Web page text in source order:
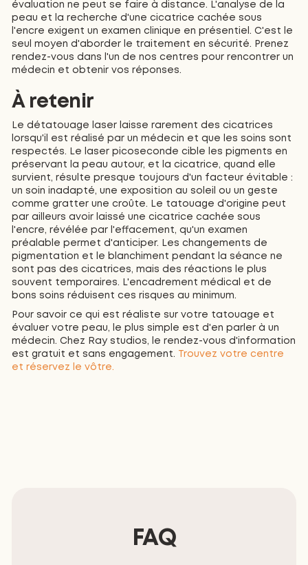
évaluation ne peut se faire à distance. L'analyse de la
peau et la recherche d'une cicatrice cachée sous
l'encre exigent un examen clinique en présentiel. C'est le
seul moyen d'aborder le traitement en sécurité. Prenez
rendez-vous dans l'un de nos centres pour rencontrer un
médecin et obtenir vos réponses.
À retenir
Le détatouage laser laisse rarement des cicatrices
lorsqu'il est réalisé par un médecin et que les soins sont
respectés. Le laser picoseconde cible les pigments en
préservant la peau autour, et la cicatrice, quand elle
survient, résulte presque toujours d'un facteur évitable :
un soin inadapté, une exposition au soleil ou un geste
comme gratter une croûte. Le tatouage d'origine peut
par ailleurs avoir laissé une cicatrice cachée sous
l'encre, révélée par l'effacement, qu'un examen
préalable permet d'anticiper. Les changements de
pigmentation et le blanchiment pendant la séance ne
sont pas des cicatrices, mais des réactions le plus
souvent temporaires. L'encadrement médical et de
bons soins réduisent ces risques au minimum.
Pour savoir ce qui est réaliste sur votre tatouage et
évaluer votre peau, le plus simple est d'en parler à un
médecin. Chez Ray studios, le rendez-vous d'information
est gratuit et sans engagement.
Trouvez votre centre
et réservez le vôtre.
FAQ